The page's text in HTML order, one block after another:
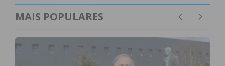
MAIS POPULARES